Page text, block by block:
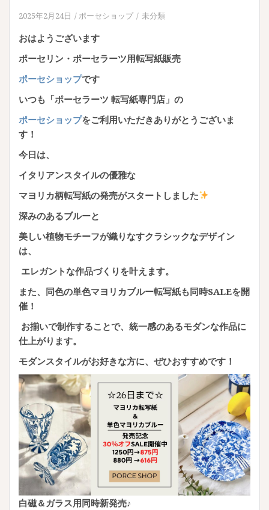
2025年2月24日 ポーセショップ 未分類
おはようございます
ポーセリン・ポーセラーツ用転写紙販売
ポーセショップです
いつも「ポーセラーツ 転写紙専門店」の
ポーセショップをご利用いただきありがとうございま
す！
今日は、
イタリアンスタイルの優雅な
マヨリカ柄転写紙の発売がスタートしました
深みのあるブルーと
美しい植物モチーフが織りなすクラシックなデザイン
は、
エレガントな作品づくりを叶えます。
また、同色の単色マヨリカブルー転写紙も同時SALEを開
催！
お揃いで制作することで、統一感のあるモダンな作品に
仕上がります。
モダンスタイルがお好きな方に、ぜひおすすめです！
白磁＆ガラス用同時新発売♪